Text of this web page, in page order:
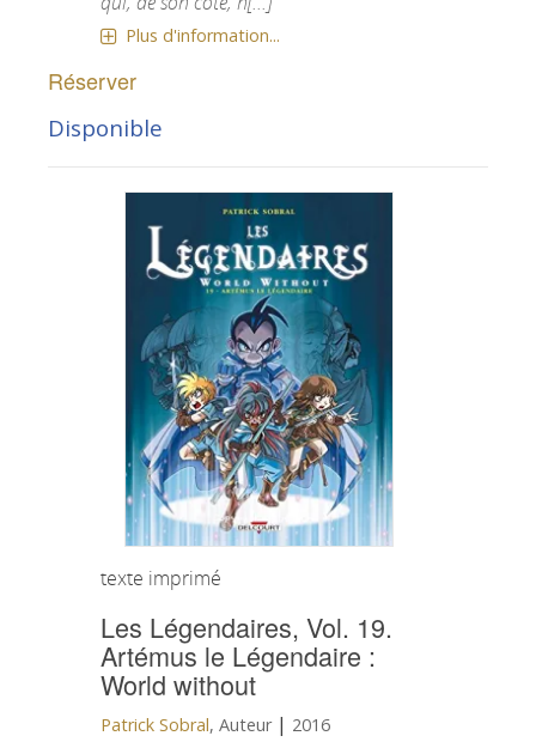
Plus d'information...
Réserver
Disponible
texte imprimé
Les Légendaires, Vol. 19.
Artémus le Légendaire :
World without
Patrick Sobral, Auteur | 2016